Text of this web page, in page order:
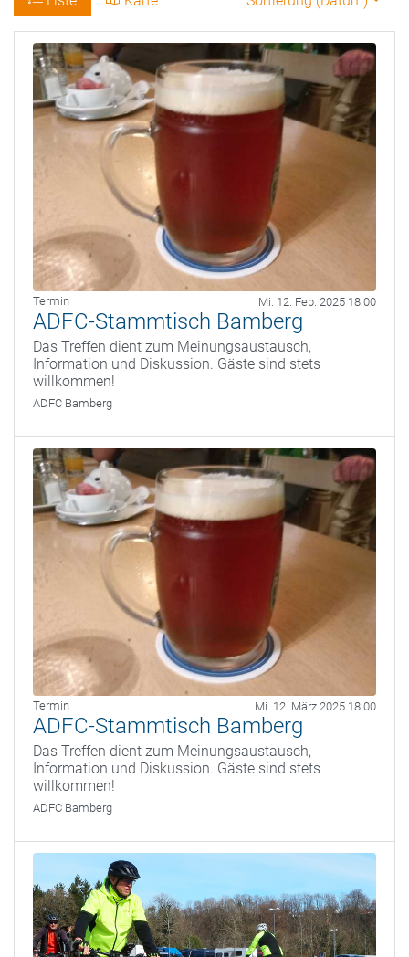
Termin Mi. 12. Feb. 2025 18:00
ADFC-Stammtisch Bamberg
Das Treffen dient zum Meinungsaustausch,
Information und Diskussion. Gäste sind stets
willkommen!
ADFC Bamberg
Termin Mi. 12. März 2025 18:00
ADFC-Stammtisch Bamberg
Das Treffen dient zum Meinungsaustausch,
Information und Diskussion. Gäste sind stets
willkommen!
ADFC Bamberg